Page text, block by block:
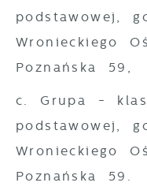
podstawowej,
Wronieckiego
Poznańska 59,
c. Grupa -
podstawowej,
Wronieckiego
Poznańska 59.